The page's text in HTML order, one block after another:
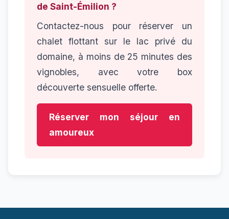
de Saint-Émilion ?
Contactez-nous pour réserver un
chalet flottant sur le lac privé du
domaine, à moins de 25 minutes des
vignobles, avec votre box
découverte sensuelle offerte.
Réserver mon séjour en
amoureux